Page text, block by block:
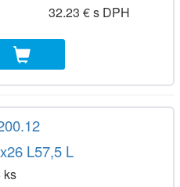
32.23 € s DPH
L57,5 L
ks